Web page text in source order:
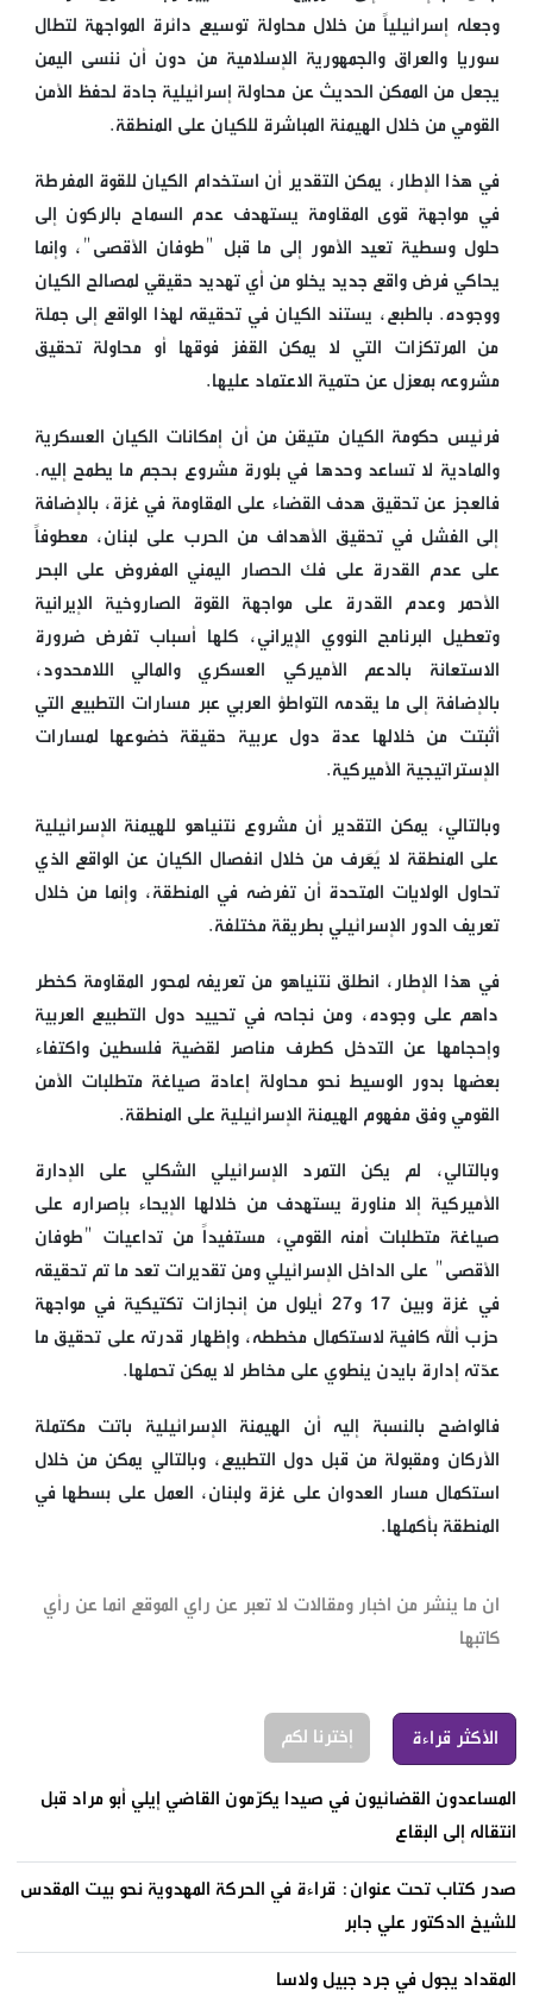
وجعله إسرائيلياً من خلال محاولة توسيع دائرة المواجهة لتطال
سوريا والعراق والجمهورية الإسلامية من دون أن ننسى اليمن
يجعل من الممكن الحديث عن محاولة إسرائيلية جادة لحفظ الأمن
القومي من خلال الهيمنة المباشرة للكيان على المنطقة.
في هذا الإطار، يمكن التقدير أن استخدام الكيان للقوة المفرطة
في مواجهة قوى المقاومة يستهدف عدم السماح بالركون إلى
حلول وسطية تعيد الأمور إلى ما قبل "طوفان الأقصى"، وإنما
يحاكي فرض واقع جديد يخلو من أي تهديد حقيقي لمصالح الكيان
ووجوده. بالطبع، يستند الكيان في تحقيقه لهذا الواقع إلى جملة
من المرتكزات التي لا يمكن القفز فوقها أو محاولة تحقيق
مشروعه بمعزل عن حتمية الاعتماد عليها.
فرئيس حكومة الكيان متيقن من أن إمكانات الكيان العسكرية
والمادية لا تساعد وحدها في بلورة مشروع بحجم ما يطمح إليه.
فالعجز عن تحقيق هدف القضاء على المقاومة في غزة، بالإضافة
إلى الفشل في تحقيق الأهداف من الحرب على لبنان، معطوفاً
على عدم القدرة على فك الحصار اليمني المفروض على البحر
الأحمر وعدم القدرة على مواجهة القوة الصاروخية الإيرانية
وتعطيل البرنامج النووي الإيراني، كلها أسباب تفرض ضرورة
الاستعانة بالدعم الأميركي العسكري والمالي اللامحدود،
بالإضافة إلى ما يقدمه التواطؤ العربي عبر مسارات التطبيع التي
أثبتت من خلالها عدة دول عربية حقيقة خضوعها لمسارات
الإستراتيجية الأميركية.
وبالتالي، يمكن التقدير أن مشروع نتنياهو للهيمنة الإسرائيلية
على المنطقة لا يُعَرف من خلال انفصال الكيان عن الواقع الذي
تحاول الولايات المتحدة أن تفرضه في المنطقة، وإنما من خلال
تعريف الدور الإسرائيلي بطريقة مختلفة.
في هذا الإطار، انطلق نتنياهو من تعريفه لمحور المقاومة كخطر
داهم على وجوده، ومن نجاحه في تحييد دول التطبيع العربية
وإحجامها عن التدخل كطرف مناصر لقضية فلسطين واكتفاء
بعضها بدور الوسيط نحو محاولة إعادة صياغة متطلبات الأمن
القومي وفق مفهوم الهيمنة الإسرائيلية على المنطقة.
وبالتالي، لم يكن التمرد الإسرائيلي الشكلي على الإدارة
الأميركية إلا مناورة يستهدف من خلالها الإيحاء بإصراره على
صياغة متطلبات أمنه القومي، مستفيداً من تداعيات "طوفان
الأقصى" على الداخل الإسرائيلي ومن تقديرات تعد ما تم تحقيقه
في غزة وبين 17 و27 أيلول من إنجازات تكتيكية في مواجهة
حزب ألله كافية لاستكمال مخططه، وإظهار قدرته على تحقيق ما
عدّته إدارة بايدن ينطوي على مخاطر لا يمكن تحملها.
فالواضح بالنسبة إليه أن الهيمنة الإسرائيلية باتت مكتملة
الأركان ومقبولة من قبل دول التطبيع، وبالتالي يمكن من خلال
استكمال مسار العدوان على غزة ولبنان، العمل على بسطها في
المنطقة بأكملها.
ان ما ينشر من اخبار ومقالات لا تعبر عن راي الموقع انما عن رأي
كاتبها
الأكثر قراءة إخترنا لكم
المساعدون القضائيون في صيدا يكرّمون القاضي إيلي أبو مراد قبل
انتقاله إلى البقاع
صدر كتاب تحت عنوان: قراءة في الحركة المهدوية نحو بيت المقدس
للشيخ الدكتور علي جابر
المقداد يجول في جرد جبيل ولاسا